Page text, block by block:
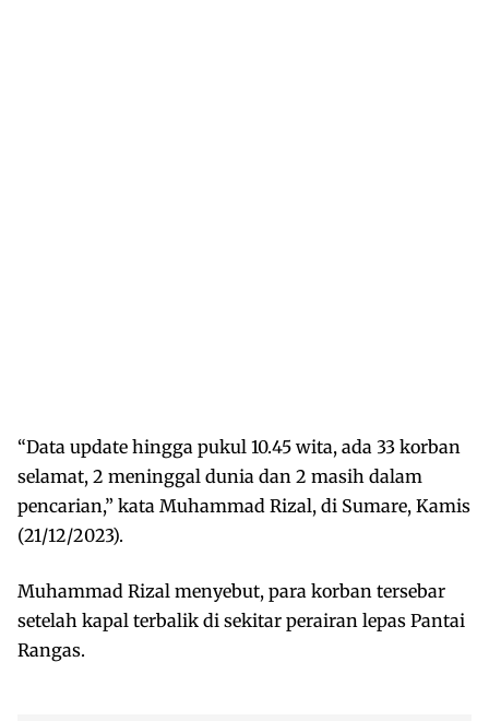
“Data update hingga pukul 10.45 wita, ada 33 korban
selamat, 2 meninggal dunia dan 2 masih dalam
pencarian,” kata Muhammad Rizal, di Sumare, Kamis
(21/12/2023).
Muhammad Rizal menyebut, para korban tersebar
setelah kapal terbalik di sekitar perairan lepas Pantai
Rangas.